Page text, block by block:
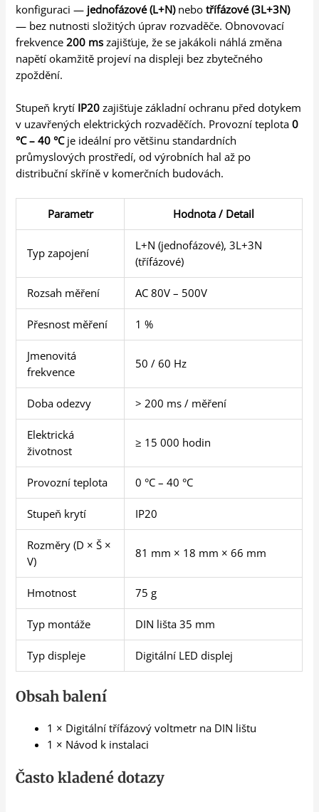
konfiguraci — jednofázové (L+N)nebotřífázové (3L+3N)
— bez nutnosti složitých úprav rozvaděče. Obnovovací
frekvence200 ms zajišťuje, že se jakákoli náhlá změna
napětí okamžitě projeví na displeji bez zbytečného
zpoždění.
Stupeň krytí IP20 zajišťuje základní ochranu před dotykem
v uzavřených elektrických rozvaděčích. Provozní teplota0
°C – 40 °Cje ideální pro většinu standardních
průmyslových prostředí, od výrobních hal až po
distribuční skříně v komerčních budovách.
Parametr Hodnota / Detail
Typ zapojení
L+N (jednofázové), 3L+3N
(třífázové)
Rozsah měření AC 80V – 500V
Přesnost měření 1 %
Jmenovitá
frekvence
50 / 60 Hz
Doba odezvy > 200 ms / měření
Elektrická
životnost
≥ 15 000 hodin
Provozní teplota 0 °C – 40 °C
Stupeň krytí IP20
Rozměry (D × Š ×
V)
81 mm × 18 mm × 66 mm
Hmotnost 75 g
Typ montáže DIN lišta 35 mm
Typ displeje Digitální LED displej
Obsah balení
1 × Digitální třífázový voltmetr na DIN lištu
1 × Návod k instalaci
Často kladené dotazy